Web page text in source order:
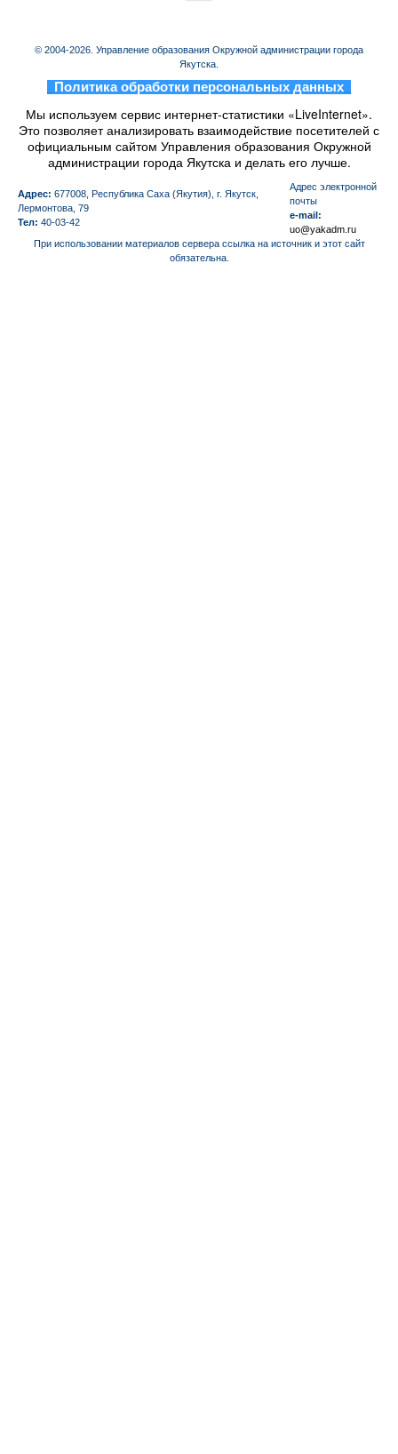
© 2004-2026. Управление образования Окружной администрации города
Якутска.
Политика обработки персональных данных
Мы используем сервис интернет-статистики «LiveInternet».
Это позволяет анализировать взаимодействие посетителей с
официальным сайтом Управления образования Окружной
администрации города Якутска и делать его лучше.
Адрес: 677008, Республика Саха (Якутия), г. Якутск,
Лермонтова, 79
Тел: 40-03-42
Aдрес электронной
почты
e-mail:
uo@yakadm.ru
При использовании материалов сервера ссылка на источник и этот сайт
обязательна.